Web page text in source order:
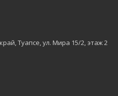
Туапсе, ул. Мира 15/2, этаж 2